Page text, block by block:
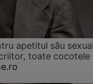
apetitul său
toate cocotele